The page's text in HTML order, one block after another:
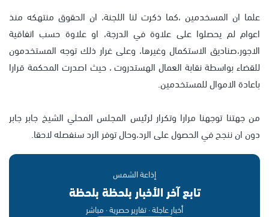
علما ان المسخدمين ،كما ذكرت لنا اللجنة، ان الحقوق منتهكه منذ
اعوام لم يحصلوا على علاوة في الدرجة، او علاوة حسب اتفاقية
الاجور،صناديق الاستكمال وغيرها، وعلى غرار ذلك توجه المستخدمون
للقضاء بواسطة نقابة العمال الهستدروت ، حيث اصدرت المحكمة قرارا
باعادة الاموال للمستخدمين.
من جهتنا توجهنا مرارا وتكرار لرئيس المجلس المحلي الشيخ جابر جابر
دون ان ننجح في الحصول على الرد،وحال توفر الرد سنفصله لاحقا.
إذاعة الشمس
تابع آخر الأخبار بلحظة بلحظة
أخبار عاجلة · تقارير حصرية · مباشر